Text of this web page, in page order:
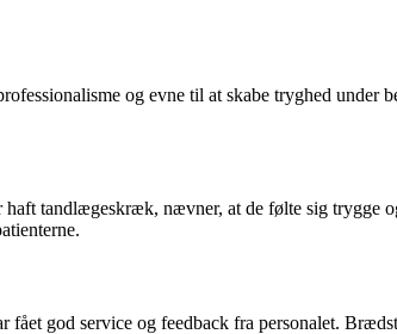
og evne til at skabe tryghed under
tandlægeskræk, nævner, at de følte sig trygge
god service og feedback fra personalet.